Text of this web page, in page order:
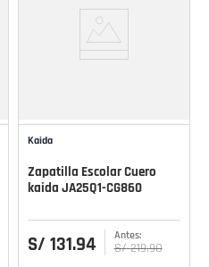
Kaida
Zapatilla Escolar Cuero
kaida JA25Q1-CG860
S/ 131.94 S/ 219.90